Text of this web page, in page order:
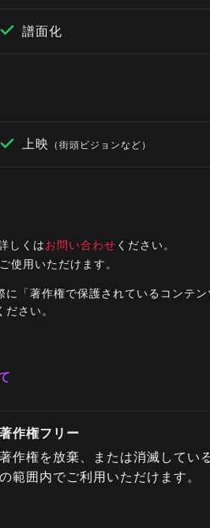
譜面化
上映 （街頭ビジョンなど）
しくはお問い合わせ ください。
使用いただけます。
「著作権で保護されているコンテ
ださい。
著作権フリー
著作権を放棄、または消滅してい
の範囲内でご利用いただけます。